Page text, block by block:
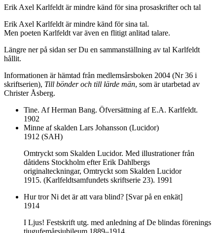
Erik Axel Karlfeldt är mindre känd för sina prosaskrifter och tal
Erik Axel Karlfeldt är mindre känd för sina tal.
Men poeten Karlfeldt var även en flitigt anlitad talare.
Längre ner på sidan ser Du en sammanställning av tal Karlfeldt
hållit.
Informationen är hämtad från medlemsårsboken 2004 (Nr 36 i
skriftserien), Till bönder och till lärde män, som är utarbetad av
Christer Åsberg.
Tine. Af Herman Bang. Öfversättning af E.A. Karlfeldt.
1902
Minne af skalden Lars Johansson (Lucidor)
1912 (SAH)
Omtryckt som Skalden Lucidor. Med illustrationer från
dåtidens Stockholm efter Erik Dahlbergs
originalteckningar, Omtryckt som Skalden Lucidor
1915. (Karlfeldtsamfundets skriftserie 23). 1991
Hur tror Ni det är att vara blind? [Svar på en enkät]
1914
I Ljus! Festskrift utg. med anledning af De blindas förenings
tjugufemårsjubileum 1889–1914.